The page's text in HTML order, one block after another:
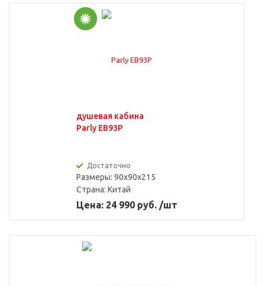
душевая кабина
Parly EB93P
Достаточно
Размеры: 90x90x215
Страна: Китай
Цена: 24 990 руб. /шт